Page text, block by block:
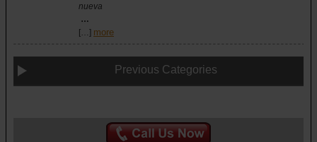
nueva
…
[…] more
Previous Categories